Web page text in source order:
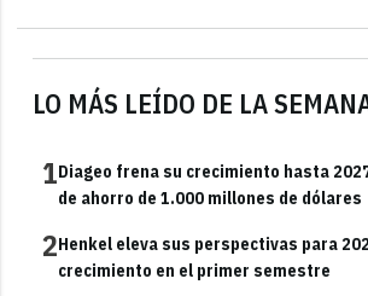
LO MÁS LEÍDO DE LA
1Diageo frena su crecimiento hasta
de ahorro de 1.000 millones de dólares
2Henkel eleva sus perspectivas para
crecimiento en el primer semestre